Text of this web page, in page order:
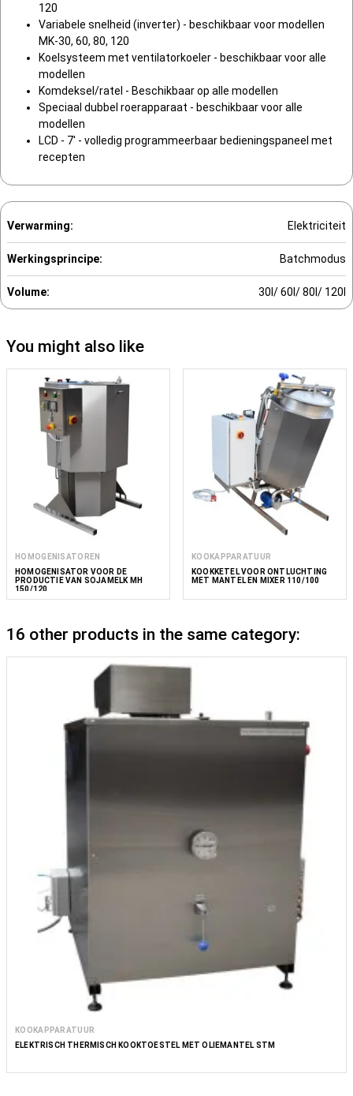
120
Variabele snelheid (inverter) - beschikbaar voor modellen
MK-30, 60, 80, 120
Koelsysteem met ventilatorkoeler - beschikbaar voor alle
modellen
Komdeksel/ratel - Beschikbaar op alle modellen
Speciaal dubbel roerapparaat - beschikbaar voor alle
modellen
LCD - 7′ - volledig programmeerbaar bedieningspaneel met
recepten
Verwarming: Elektriciteit
Werkingsprincipe: Batchmodus
Volume: 30l/ 60l/ 80l/ 120l
You might also like
HOMOGENISATOREN
HOMOGENISATOR VOOR DE
PRODUCTIE VAN SOJAMELK MH
150/120
KOOKAPPARATUUR
KOOKKETEL VOOR ONTLUCHTING
MET MANTEL EN MIXER 110/100
16 other products in the same category:
KOOKAPPARATUUR
ELEKTRISCH THERMISCH KOOKTOESTEL MET OLIEMANTEL STM